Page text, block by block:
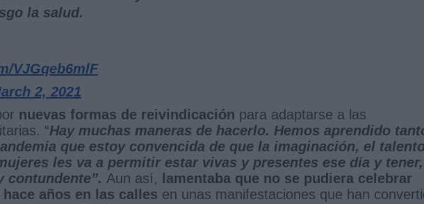
la salud.
VJGqeb6mlF
2, 2021
nuevas formas de reivindicación para adaptarse a las
“Hay muchas maneras de hacerlo. Hemos aprendido
que estoy convencida de que la imaginación, el
les va a permitir estar vivas y presentes ese día y tener,
contundente”. Aun así, lamentaba que no se pudiera celebrar
años en las calles en unas manifestaciones que han